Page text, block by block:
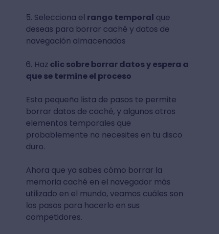
5. Selecciona el rango temporal que
deseas para borrar caché y datos de
navegación almacenados
6. Haz clic sobre borrar datos y espera a
que se termine el proceso
Esta pequeña lista de pasos te permite
borrar datos de caché, y algunos otros
elementos temporales que
probablemente no necesites en tu disco
duro.
Ahora que ya sabes cómo borrar la
memoria caché en el navegador más
utilizado en el mundo, veamos cuáles son
los pasos para hacerlo en sus
competidores.